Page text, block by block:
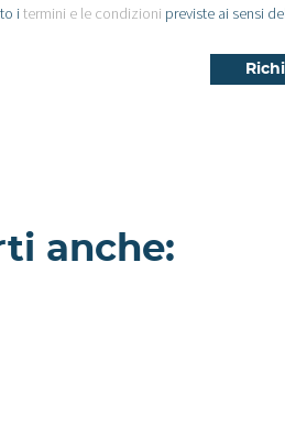
itermini e le condizioni previste ai sensi
anche: